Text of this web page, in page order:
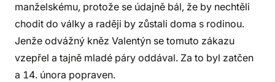
manželskému, protože se údajně bál, že by nechtěli
chodit do války a raději by zůstali doma s rodinou.
Jenže odvážný kněz Valentýn se tomuto zákazu
vzepřel a tajně mladé páry oddával. Za to byl zatčen
a 14. února popraven.